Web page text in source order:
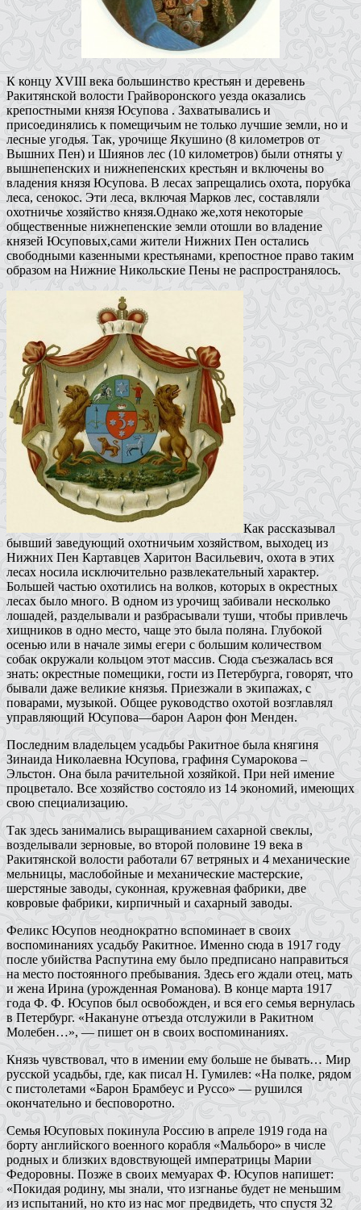
К концу XVIII века большинство крестьян и деревень
Ракитянской волости Грайворонского уезда оказались
крепостными князя Юсупова . Захватывались и
присоединялись к помещичьим не только лучшие земли, но и
лесные угодья. Так, урочище Якушино (8 километров от
Вышних Пен) и Шиянов лес (10 километров) были отняты у
вышнепенских и нижнепенских крестьян и включены во
владения князя Юсупова. В лесах запрещались охота, порубка
леса, сенокос. Эти леса, включая Марков лес, составляли
охотничье хозяйство князя.Однако же,хотя некоторые
общественные нижнепенские земли отошли во владение
князей Юсуповых,сами жители Нижних Пен остались
свободными казенными крестьянами, крепостное право таким
образом на Нижние Никольские Пены не распространялось.
Как рассказывал
бывший заведующий охотничьим хозяйством, выходец из
Нижних Пен Картавцев Харитон Васильевич, охота в этих
лесах носила исключительно развлекательный характер.
Большей частью охотились на волков, которых в окрестных
лесах было много. В одном из урочищ забивали несколько
лошадей, разделывали и разбрасывали туши, чтобы привлечь
хищников в одно место, чаще это была поляна. Глубокой
осенью или в начале зимы егери с большим количеством
собак окружали кольцом этот массив. Сюда съезжалась вся
знать: окрестные помещики, гости из Петербурга, говорят, что
бывали даже великие князья. Приезжали в экипажах, с
поварами, музыкой. Общее руководство охотой возглавлял
управляющий Юсупова—барон Аарон фон Менден.
Последним владельцем усадьбы Ракитное была княгиня
Зинаида Николаевна Юсупова, графиня Сумарокова –
Эльстон. Она была рачительной хозяйкой. При ней имение
процветало. Все хозяйство состояло из 14 экономий, имеющих
свою специализацию.
Так здесь занимались выращиванием сахарной свеклы,
возделывали зерновые, во второй половине 19 века в
Ракитянской волости работали 67 ветряных и 4 механические
мельницы, маслобойные и механические мастерские,
шерстяные заводы, суконная, кружевная фабрики, две
ковровые фабрики, кирпичный и сахарный заводы.
Феликс Юсупов неоднократно вспоминает в своих
воспоминаниях усадьбу Ракитное. Именно сюда в 1917 году
после убийства Распутина ему было предписано направиться
на место постоянного пребывания. Здесь его ждали отец, мать
и жена Ирина (урожденная Романова). В конце марта 1917
года Ф. Ф. Юсупов был освобожден, и вся его семья вернулась
в Петербург. «Накануне отъезда отслужили в Ракитном
Молебен…», — пишет он в своих воспоминаниях.
Князь чувствовал, что в имении ему больше не бывать… Мир
русской усадьбы, где, как писал Н. Гумилев: «На полке, рядом
с пистолетами «Барон Брамбеус и Руссо» — рушился
окончательно и бесповоротно.
Семья Юсуповых покинула Россию в апреле 1919 года на
борту английского военного корабля «Мальборо» в числе
родных и близких вдовствующей императрицы Марии
Федоровны. Позже в своих мемуарах Ф. Юсупов напишет:
«Покидая родину, мы знали, что изгнанье будет не меньшим
из испытаний, но кто из нас мог предвидеть, что спустя 32